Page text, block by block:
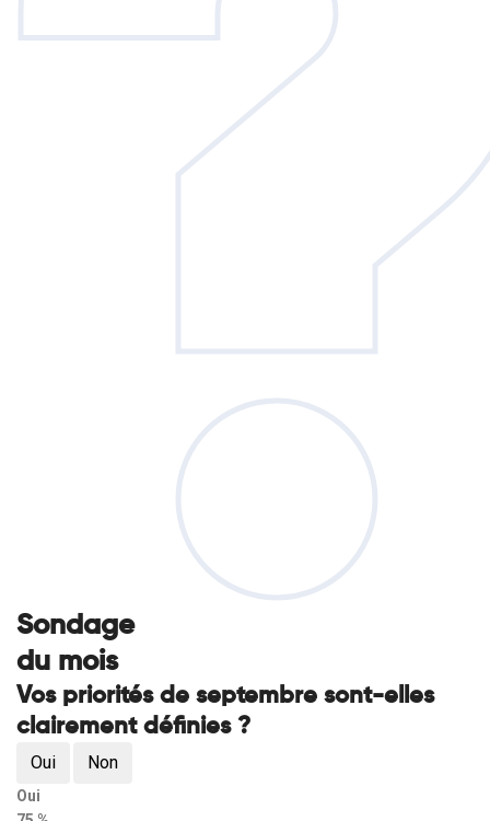
Sondage
du mois
Vos priorités de septembre sont-elles
clairement définies ?
Oui Non
Oui